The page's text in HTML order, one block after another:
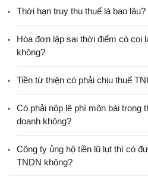
Thời hạn truy thu thuế là bao lâu?
Hóa đơn lập sai thời điểm có coi
không?
Tiền từ thiện có phải chịu thuế
Có phải nộp lệ phí môn bài trong
doanh không?
Công ty ủng hộ tiền lũ lụt thì có
TNDN không?